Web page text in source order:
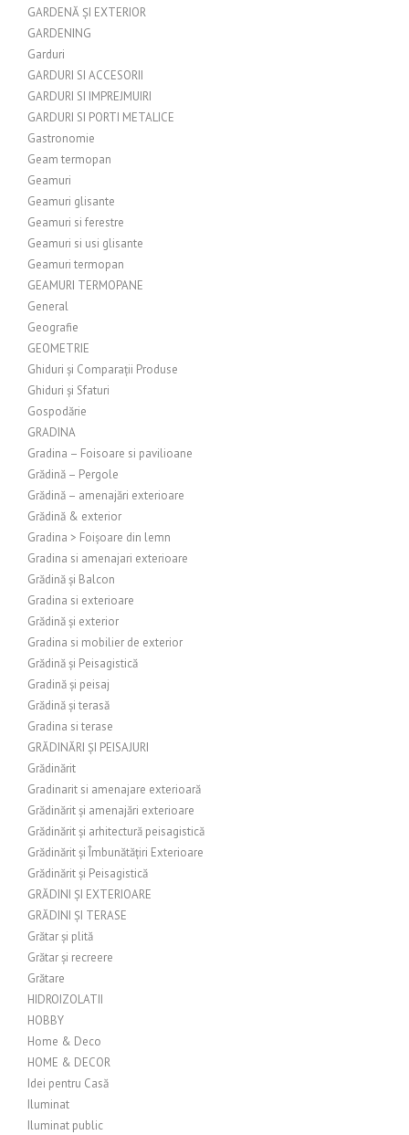
GARDENĂ ȘI EXTERIOR
GARDENING
Garduri
GARDURI SI ACCESORII
GARDURI SI IMPREJMUIRI
GARDURI SI PORTI METALICE
Gastronomie
Geam termopan
Geamuri
Geamuri glisante
Geamuri si ferestre
Geamuri si usi glisante
Geamuri termopan
GEAMURI TERMOPANE
General
Geografie
GEOMETRIE
Ghiduri și Comparații Produse
Ghiduri și Sfaturi
Gospodărie
GRADINA
Gradina – Foisoare si pavilioane
Grădină – Pergole
Grădină – amenajări exterioare
Grădină & exterior
Gradina > Foișoare din lemn
Gradina si amenajari exterioare
Grădină și Balcon
Gradina si exterioare
Grădină și exterior
Gradina si mobilier de exterior
Grădină și Peisagistică
Gradină și peisaj
Grădină și terasă
Gradina si terase
GRĂDINĂRI ȘI PEISAJURI
Grădinărit
Gradinarit si amenajare exterioară
Grădinărit și amenajări exterioare
Grădinărit și arhitectură peisagistică
Grădinărit și Îmbunătățiri Exterioare
Grădinărit și Peisagistică
GRĂDINI ȘI EXTERIOARE
GRĂDINI ȘI TERASE
Grătar și plită
Grătar și recreere
Grătare
HIDROIZOLATII
HOBBY
Home & Deco
HOME & DECOR
Idei pentru Casă
Iluminat
Iluminat public